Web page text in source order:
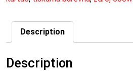
Description
Description